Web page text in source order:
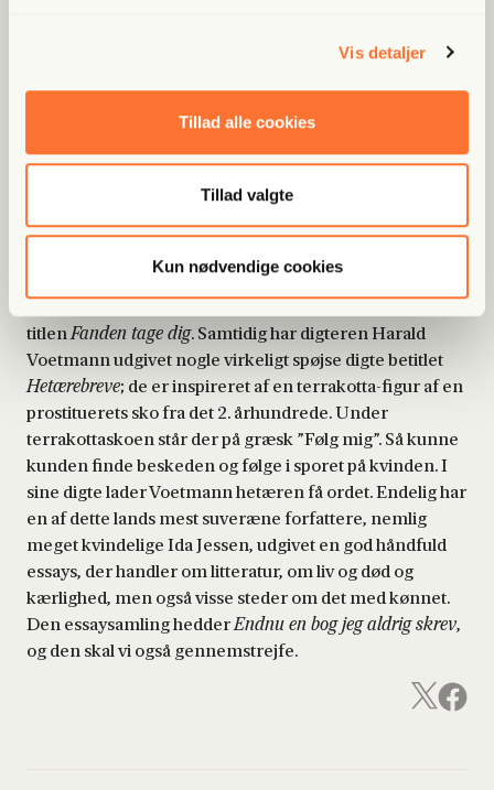
Vis detaljer
Tillad alle cookies
Tillad valgte
Kun nødvendige cookies
Mikkel Bruun Zangenberg
I dag skal det handle om kvindekønnet. Tilfældigvis er
det sådan, at forfatteren Niels Frank lige har udgivet et
stort værk om sin søster Elin, der sidst i marts 2021 blev
Manden skød hende foran parrets to voksne sønner.
Det er en tragisk historie, der meget passende har fået
titlenFanden tage dig. Samtidig har digteren Harald
Voetmann udgivet nogle virkeligt spøjse digte betitlet
Hetærebreve; de er inspireret af en terrakotta-figur af en
prostituerets sko fra det 2. århundrede. Under
terrakottaskoen står der på græsk ”Følg mig”. Så kunne
kunden finde beskeden og følge i sporet på kvinden. I
sine digte lader Voetmann hetæren få ordet. Endelig har
en af dette lands mest suveræne forfattere, nemlig
meget kvindelige Ida Jessen, udgivet en god håndfuld
essays, der handler om litteratur, om liv og død og
kærlighed, men også visse steder om det med kønnet.
Den essaysamling hedderEndnu en bog jeg aldrig skrev,
og den skal vi også gennemstrejfe.